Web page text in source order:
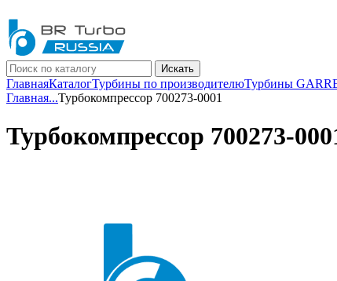
Искать
ГлавнаяКаталогТурбины по производителюТурбины
Главная...Турбокомпрессор 700273-0001
Турбокомпрессор 700273-